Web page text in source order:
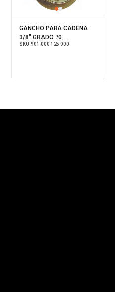
GANCHO PARA CADENA
3/8" GRADO 70
SKU:901 000 125 000